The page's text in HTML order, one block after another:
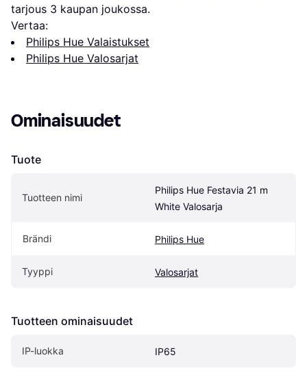
tarjous 3 kaupan joukossa.
Vertaa:
Philips Hue Valaistukset
Philips Hue Valosarjat
Ominaisuudet
Tuote
Tuotteen nimi
Philips Hue Festavia 21 m
White Valosarja
Brändi Philips Hue
Tyyppi Valosarjat
Tuotteen ominaisuudet
IP-luokka IP65